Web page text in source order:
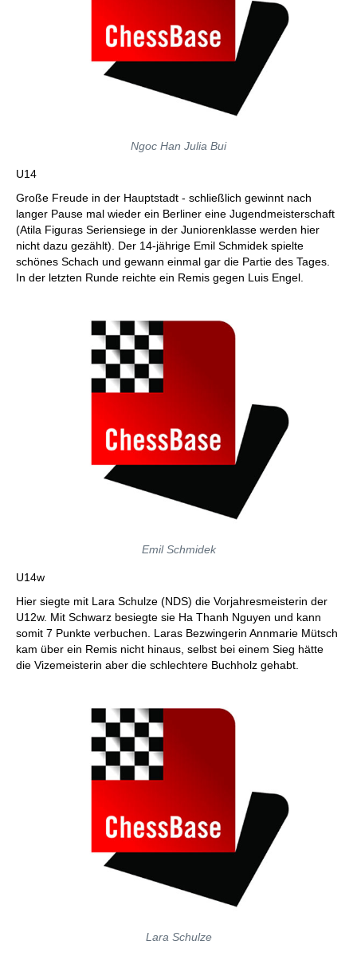
Ngoc Han Julia Bui
U14
Große Freude in der Hauptstadt - schließlich gewinnt nach
langer Pause mal wieder ein Berliner eine Jugendmeisterschaft
(Atila Figuras Seriensiege in der Juniorenklasse werden hier
nicht dazu gezählt). Der 14-jährige Emil Schmidek spielte
schönes Schach und gewann einmal gar die Partie des Tages.
In der letzten Runde reichte ein Remis gegen Luis Engel.
Emil Schmidek
U14w
Hier siegte mit Lara Schulze (NDS) die Vorjahresmeisterin der
U12w. Mit Schwarz besiegte sie Ha Thanh Nguyen und kann
somit 7 Punkte verbuchen. Laras Bezwingerin Annmarie Mütsch
kam über ein Remis nicht hinaus, selbst bei einem Sieg hätte
die Vizemeisterin aber die schlechtere Buchholz gehabt.
Lara Schulze